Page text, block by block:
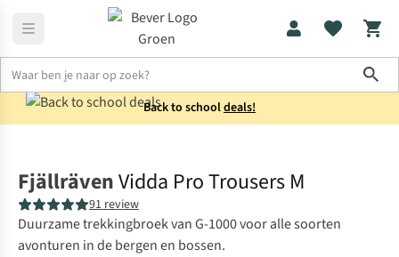
Back to schooldeals!
FjällrävenVidda Pro Trousers M
91 review
Duurzame trekkingbroek van G-1000 voor alle soorten
avonturen in de bergen en bossen.